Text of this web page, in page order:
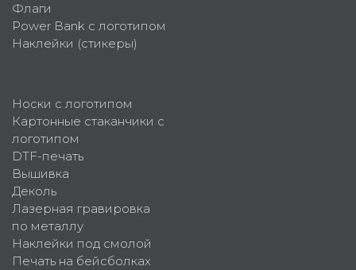
Флаги
Power Bank с логотипом
Наклейки (стикеры)
Носки с логотипом
Картонные стаканчики с
логотипом
DTF-печать
Вышивка
Деколь
Лазерная гравировка
по металлу
Наклейки под смолой
Печать на бейсболках